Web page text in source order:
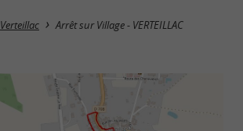
Verteillac Arrêt sur Village - VERTEILLAC